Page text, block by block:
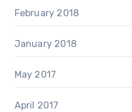
February 2018
January 2018
May 2017
April 2017